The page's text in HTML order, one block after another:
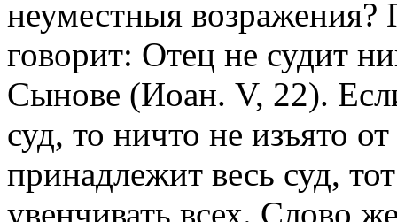
неуместныя
говорит: Отец не судит
Сынове (Иоан. V, 22).
суд, то ничто не изъято
принадлежит весь суд,
увенчивать всех. Слово